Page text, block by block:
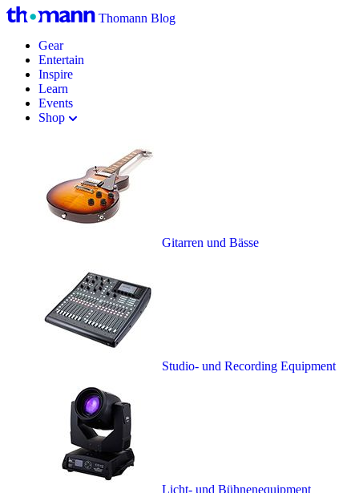
Thomann Blog
Gear
Entertain
Inspire
Learn
Events
Shop
Gitarren und Bässe
Studio- und Recording Equipment
Licht- und Bühnenequipment